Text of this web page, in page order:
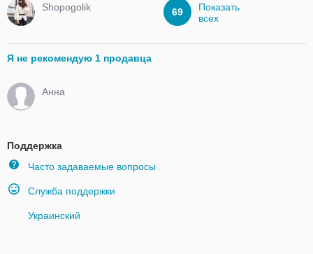
Shopogolik 69
Показать
всех
Я не рекомендую 1 продавца
Анна
Поддержка
Часто задаваемые вопросы
Служба поддержки
Украинский